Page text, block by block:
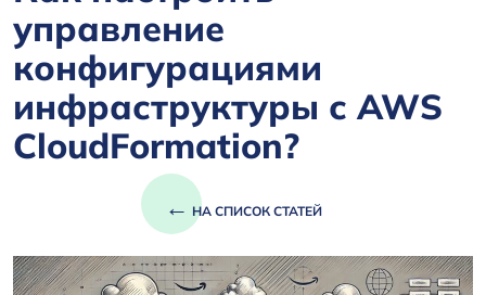
управление
конфигурациями
инфраструктуры с AWS
CloudFormation?
← НА СПИСОК СТАТЕЙ